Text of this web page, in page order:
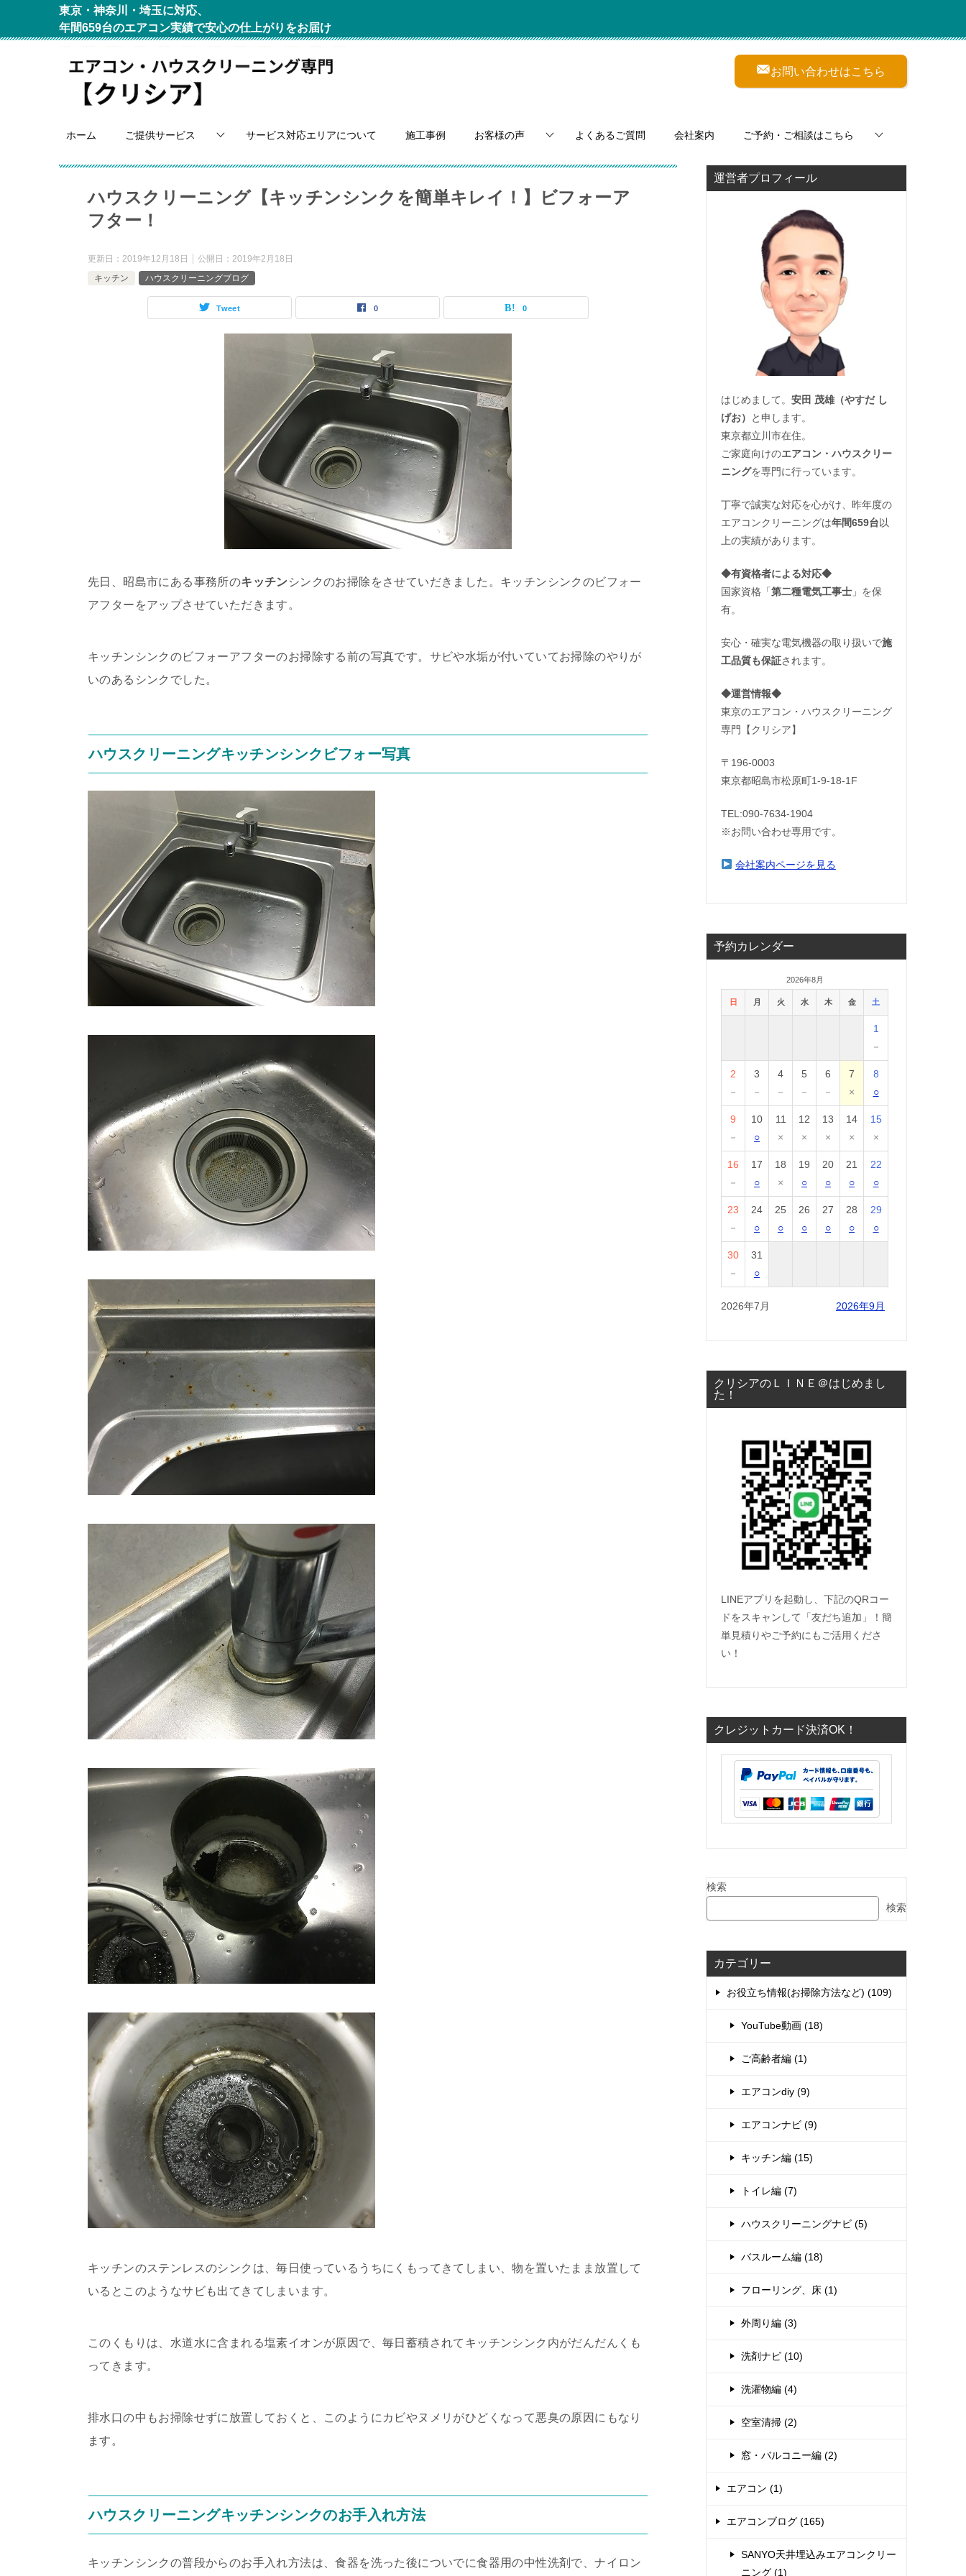
東京・神奈川・埼玉に対応、
年間659台のエアコン実績で安心の仕上がりをお届け
お問い合わせはこちら
ホーム ご提供サービス サービス対応エリアについて 施工事例 お客様の声 よくあるご質問 会社案内 ご予約・ご相談はこちら
ハウスクリーニング【キッチンシンクを簡単キレイ！】ビフォーア
フター！
更新日： 2019年12月18日 公開日： 2019年2月18日
キッチン
ハウスクリーニングブログ
Tweet 0 0
先日、昭島市にある事務所のキッチンシンクのお掃除をさせていだきました。キッチンシンクのビフォー
アフターをアップさせていただきます。
キッチンシンクのビフォーアフターのお掃除する前の写真です。サビや水垢が付いていてお掃除のやりが
いのあるシンクでした。
ハウスクリーニングキッチンシンクビフォー写真
キッチンのステンレスのシンクは、毎日使っているうちにくもってきてしまい、物を置いたまま放置して
いるとこのようなサビも出てきてしまいます。
このくもりは、水道水に含まれる塩素イオンが原因で、毎日蓄積されてキッチンシンク内がだんだんくも
ってきます。
排水口の中もお掃除せずに放置しておくと、このようにカビやヌメリがひどくなって悪臭の原因にもなり
ます。
ハウスクリーニングキッチンシンクのお手入れ方法
キッチンシンクの普段からのお手入れ方法は、食器を洗った後についでに食器用の中性洗剤で、ナイロン
運営者プロフィール
はじめまして。 安田 茂雄（やすだ し
げお）
と申します。
東京都立川市在住。
ご家庭向けのエアコン・ハウスクリー
ニングを専門に行っています。
丁寧で誠実な対応を心がけ、昨年度の
エアコンクリーニングは年間659台以
上の実績があります。
◆有資格者による対応◆
国家資格「第二種電気工事士 」を保
有。
安心・確実な電気機器の取り扱いで施
工品質も保証されます。
◆運営情報◆
東京のエアコン・ハウスクリーニング
専門【クリシア】
〒196-0003
東京都昭島市松原町1-9‐18‐1F
TEL:090-7634-1904
※お問い合わせ専用です。
会社案内ページを見る
予約カレンダー
2026年8月
日 月 火 水 木 金 土
1
－
2
－
3
－
4
－
5
－
6
－
7
×
8
○
9
－
10
○
11
×
12
×
13
×
14
×
15
×
16
－
17
○
18
×
19
○
20
○
21
○
22
○
23
－
24
○
25
○
26
○
27
○
28
○
29
○
30
－
31
○
2026年7月 2026年9月
クリシアのＬＩＮＥ＠はじめまし
た！
LINEアプリを起動し、下記のQRコー
ドをスキャンして「友だち追加」！簡
単見積りやご予約にもご活用くださ
い！
クレジットカード決済OK！
検索
検索
カテゴリー
お役立ち情報(お掃除方法など) (109)
YouTube動画 (18)
ご高齢者編 (1)
エアコンdiy (9)
エアコンナビ (9)
キッチン編 (15)
トイレ編 (7)
ハウスクリーニングナビ (5)
バスルーム編 (18)
フローリング、床 (1)
外周り編 (3)
洗剤ナビ (10)
洗濯物編 (4)
空室清掃 (2)
窓・バルコニー編 (2)
エアコン (1)
エアコンブログ (165)
SANYO天井埋込みエアコンクリー
ニング (1)